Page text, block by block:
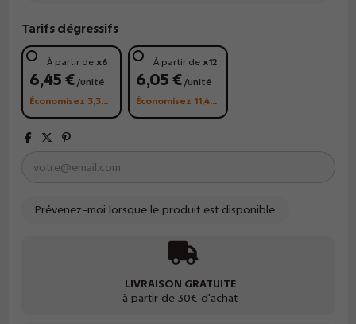
Tarifs dégressifs
À partir de x6
6,45 € /unité
Économisez 3,30 €
À partir de x12
6,05 € /unité
Économisez 11,40 €
LIVRAISON GRATUITE
à partir de 30€ d'achat